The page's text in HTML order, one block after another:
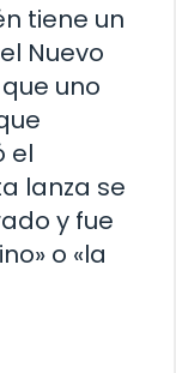
tiene un
Nuevo
uno
el
lanza se
y fue
o «la